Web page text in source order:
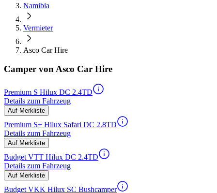
Namibia
Vermieter
Asco Car Hire
Camper von Asco Car Hire
Premium S Hilux DC 2.4TD
Details zum Fahrzeug
Auf Merkliste
Premium S+ Hilux Safari DC 2.8TD
Details zum Fahrzeug
Auf Merkliste
Budget VTT Hilux DC 2.4TD
Details zum Fahrzeug
Auf Merkliste
Budget VKK Hilux SC Bushcamper